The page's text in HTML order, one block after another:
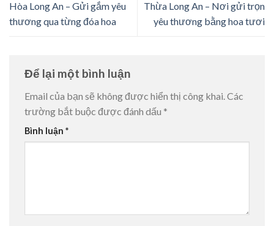
Hòa Long An – Gửi gắm yêu
thương qua từng đóa hoa
Thừa Long An – Nơi gửi trọn
yêu thương bằng hoa tươi
Để lại một bình luận
Email của bạn sẽ không được hiển thị công khai.Các
trường bắt buộc được đánh dấu *
Bình luận *